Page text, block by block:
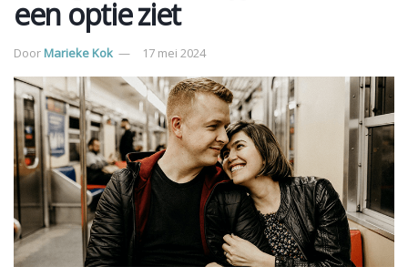
een optie ziet
DoorMarieke Kok 17 mei 2024